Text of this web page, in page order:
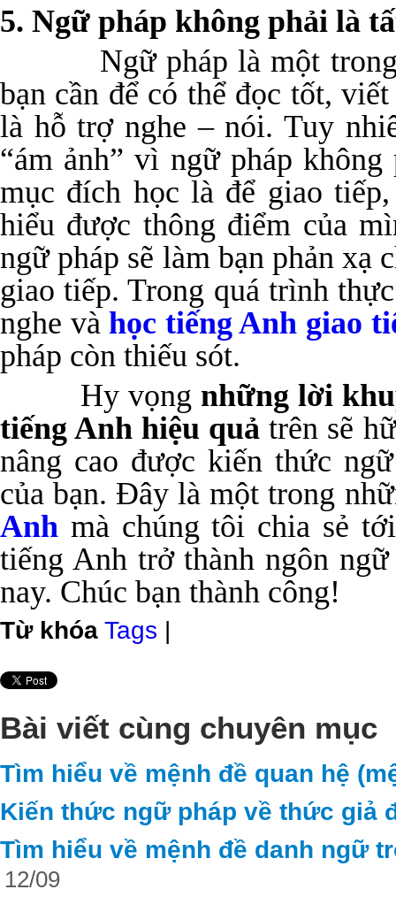
5. Ngữ pháp không phải là
Ngữ pháp là một trong
bạn cần để có thể đọc tốt,
là hỗ trợ nghe – nói. Tuy
“ám ảnh” vì ngữ pháp
mục đích học là để giao
hiểu được thông điểm của
ngữ pháp sẽ làm bạn phản xạ
giao tiếp. Trong quá trình
nghe vàhọc tiếng Anh giao
pháp còn thiếu sót.
Hy vọng những lời
tiếng Anh hiệu quảtrên sẽ
nâng cao được kiến thức
của bạn. Đây là một trong
Anh mà chúng tôi chia sẻ
tiếng Anh trở thành ngôn
nay. Chúc bạn thành công!
Từ khóa Tags |
Bài viết cùng chuyên mục
Tìm hiểu về mệnh đề quan hệ
Kiến thức ngữ pháp về thức giả
Tìm hiểu về mệnh đề danh ngữ
12/09